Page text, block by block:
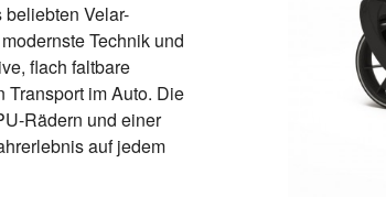
Velar-
Technik und
flach faltbare
Transport im Auto. Die
Rädern und einer
auf jedem